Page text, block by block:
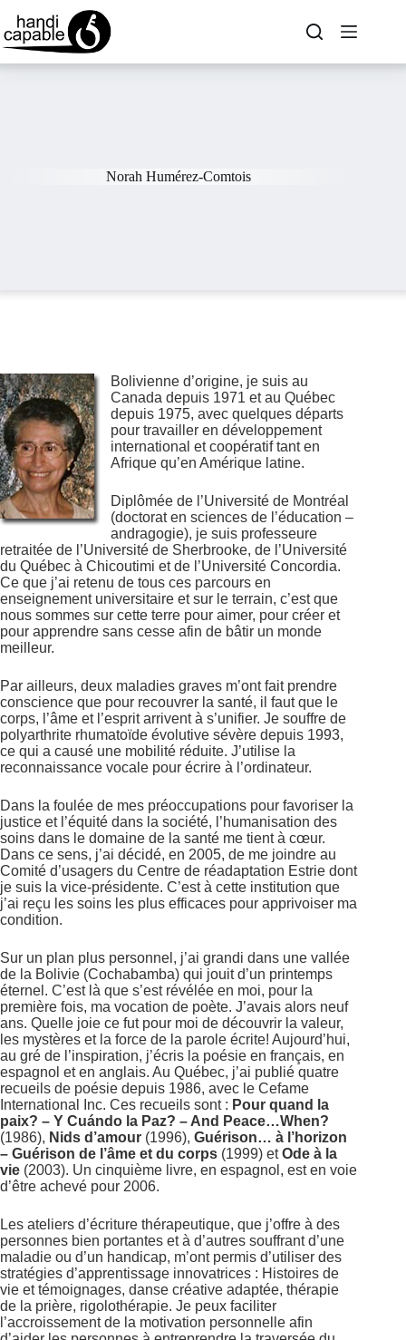
Norah Humérez-Comtois
Bolivienne d’origine, je suis au
Canada depuis 1971 et au Québec
depuis 1975, avec quelques départs
pour travailler en développement
international et coopératif tant en
Afrique qu’en Amérique latine.
Diplômée de l’Université de Montréal
(doctorat en sciences de l’éducation –
andragogie), je suis professeure
retraitée de l’Université de Sherbrooke, de l’Université
du Québec à Chicoutimi et de l’Université Concordia.
Ce que j’ai retenu de tous ces parcours en
enseignement universitaire et sur le terrain, c’est que
nous sommes sur cette terre pour aimer, pour créer et
pour apprendre sans cesse afin de bâtir un monde
meilleur.
Par ailleurs, deux maladies graves m’ont fait prendre
conscience que pour recouvrer la santé, il faut que le
corps, l’âme et l’esprit arrivent à s’unifier. Je souffre de
polyarthrite rhumatoïde évolutive sévère depuis 1993,
ce qui a causé une mobilité réduite. J’utilise la
reconnaissance vocale pour écrire à l’ordinateur.
Dans la foulée de mes préoccupations pour favoriser la
justice et l’équité dans la société, l’humanisation des
soins dans le domaine de la santé me tient à cœur.
Dans ce sens, j’ai décidé, en 2005, de me joindre au
Comité d’usagers du Centre de réadaptation Estrie dont
je suis la vice-présidente. C’est à cette institution que
j’ai reçu les soins les plus efficaces pour apprivoiser ma
condition.
Sur un plan plus personnel, j’ai grandi dans une vallée
de la Bolivie (Cochabamba) qui jouit d’un printemps
éternel. C’est là que s’est révélée en moi, pour la
première fois, ma vocation de poète. J’avais alors neuf
ans. Quelle joie ce fut pour moi de découvrir la valeur,
les mystères et la force de la parole écrite! Aujourd’hui,
au gré de l’inspiration, j’écris la poésie en français, en
espagnol et en anglais. Au Québec, j’ai publié quatre
recueils de poésie depuis 1986, avec le Cefame
International Inc. Ces recueils sont : Pour quand la
paix? – Y Cuándo la Paz? – And Peace…When?
(1986), Nids d’amour (1996), Guérison… à l’horizon
– Guérison de l’âme et du corps (1999) etOde à la
vie (2003). Un cinquième livre, en espagnol, est en voie
d’être achevé pour 2006.
Les ateliers d’écriture thérapeutique, que j’offre à des
personnes bien portantes et à d’autres souffrant d’une
maladie ou d’un handicap, m’ont permis d’utiliser des
stratégies d’apprentissage innovatrices : Histoires de
vie et témoignages, danse créative adaptée, thérapie
de la prière, rigolothérapie. Je peux faciliter
l’accroissement de la motivation personnelle afin